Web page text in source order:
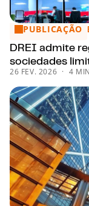
DREI admite
PUBLICAÇÃO
DREI admite
sociedades
26 FEV. 2026 4